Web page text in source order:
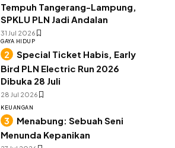
Tempuh Tangerang-Lampung,
SPKLU PLN Jadi Andalan
31 Jul 2026
GAYA HIDUP
Special Ticket Habis, Early
Bird PLN Electric Run 2026
Dibuka 28 Juli
28 Jul 2026
KEUANGAN
Menabung: Sebuah Seni
Menunda Kepanikan